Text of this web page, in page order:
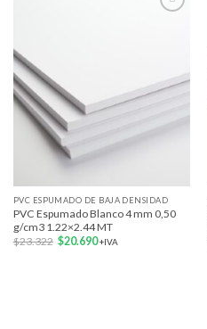
PVC ESPUMADO DE BAJA DENSIDAD
PVC Espumado Blanco 4 mm 0,50
g/cm3 1.22×2.44 MT
$23.322 El
$20.690El+IVA